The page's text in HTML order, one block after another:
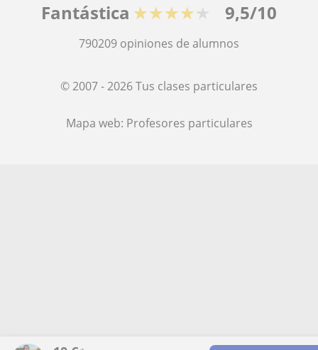
Fantástica ★★★★★ 9,5/10
790209 opiniones de alumnos
© 2007 - 2026 Tus clases particulares
Mapa web: Profesores particulares